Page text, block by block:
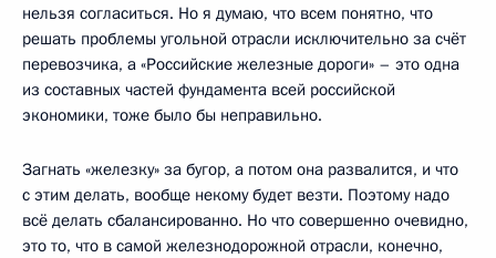
нельзя согласиться. Но я думаю, что всем понятно, что
решать проблемы угольной отрасли исключительно за счёт
перевозчика, а «Российские железные дороги» – это одна
из составных частей фундамента всей российской
экономики, тоже было бы неправильно.
Загнать «железку» за бугор, а потом она развалится, и что
с этим делать, вообще некому будет везти. Поэтому надо
всё делать сбалансированно. Но что совершенно очевидно,
это то, что в самой железнодорожной отрасли, конечно,